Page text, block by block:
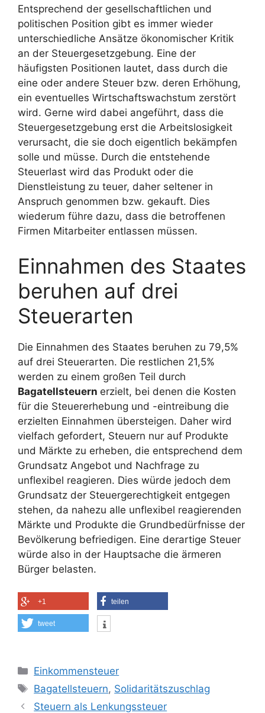
Entsprechend der gesellschaftlichen und
politischen Position gibt es immer wieder
unterschiedliche Ansätze ökonomischer Kritik
an der Steuergesetzgebung. Eine der
häufigsten Positionen lautet, dass durch die
eine oder andere Steuer bzw. deren Erhöhung,
ein eventuelles Wirtschaftswachstum zerstört
wird. Gerne wird dabei angeführt, dass die
Steuergesetzgebung erst die Arbeitslosigkeit
verursacht, die sie doch eigentlich bekämpfen
solle und müsse. Durch die entstehende
Steuerlast wird das Produkt oder die
Dienstleistung zu teuer, daher seltener in
Anspruch genommen bzw. gekauft. Dies
wiederum führe dazu, dass die betroffenen
Firmen Mitarbeiter entlassen müssen.
Einnahmen des Staates
beruhen auf drei
Steuerarten
Die Einnahmen des Staates beruhen zu 79,5%
auf drei Steuerarten. Die restlichen 21,5%
werden zu einem großen Teil durch
Bagatellsteuern erzielt, bei denen die Kosten
für die Steuererhebung und -eintreibung die
erzielten Einnahmen übersteigen. Daher wird
vielfach gefordert, Steuern nur auf Produkte
und Märkte zu erheben, die entsprechend dem
Grundsatz Angebot und Nachfrage zu
unflexibel reagieren. Dies würde jedoch dem
Grundsatz der Steuergerechtigkeit entgegen
stehen, da nahezu alle unflexibel reagierenden
Märkte und Produkte die Grundbedürfnisse der
Bevölkerung befriedigen. Eine derartige Steuer
würde also in der Hauptsache die ärmeren
Bürger belasten.
+1 teilen
tweet
Kategorien
Einkommensteuer
Schlagwörter
Bagatellsteuern, Solidaritätszuschlag
Steuern als Lenkungssteuer